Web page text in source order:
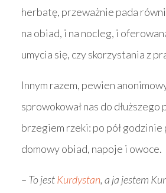
herbatę, przeważnie pada
na obiad, i na nocleg, i
umycia się, czy skorzystania z
Innym razem, pewien
sprowokował nas do dłuższego
brzegiem rzeki: po pół godzinie
domowy obiad, napoje i owoce.
– To jestKurdystan, a ja jestem